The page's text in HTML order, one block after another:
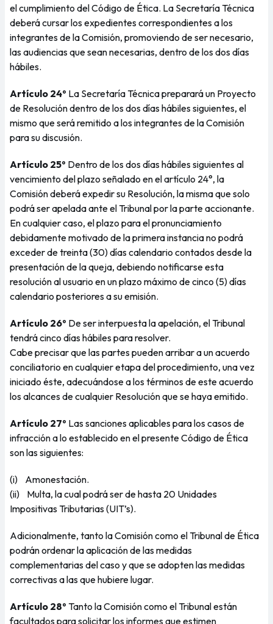
el cumplimiento del Código de Ética. La Secretaría Técnica
deberá cursar los expedientes correspondientes a los
integrantes de la Comisión, promoviendo de ser necesario,
las audiencias que sean necesarias, dentro de los dos días
hábiles.
Artículo 24º La Secretaría Técnica preparará un Proyecto
de Resolución dentro de los dos días hábiles siguientes, el
mismo que será remitido a los integrantes de la Comisión
para su discusión.
Artículo 25º Dentro de los dos días hábiles siguientes al
vencimiento del plazo señalado en el artículo 24°, la
Comisión deberá expedir su Resolución, la misma que solo
podrá ser apelada ante el Tribunal por la parte accionante.
En cualquier caso, el plazo para el pronunciamiento
debidamente motivado de la primera instancia no podrá
exceder de treinta (30) días calendario contados desde la
presentación de la queja, debiendo notificarse esta
resolución al usuario en un plazo máximo de cinco (5) días
calendario posteriores a su emisión.
Artículo 26º De ser interpuesta la apelación, el Tribunal
tendrá cinco días hábiles para resolver.
Cabe precisar que las partes pueden arribar a un acuerdo
conciliatorio en cualquier etapa del procedimiento, una vez
iniciado éste, adecuándose a los términos de este acuerdo
los alcances de cualquier Resolución que se haya emitido.
Artículo 27º Las sanciones aplicables para los casos de
infracción a lo establecido en el presente Código de Ética
son las siguientes:
(i) Amonestación.
(ii) Multa, la cual podrá ser de hasta 20 Unidades
Impositivas Tributarias (UIT’s).
Adicionalmente, tanto la Comisión como el Tribunal de Ética
podrán ordenar la aplicación de las medidas
complementarias del caso y que se adopten las medidas
correctivas a las que hubiere lugar.
Artículo 28º Tanto la Comisión como el Tribunal están
facultados para solicitar los informes que estimen